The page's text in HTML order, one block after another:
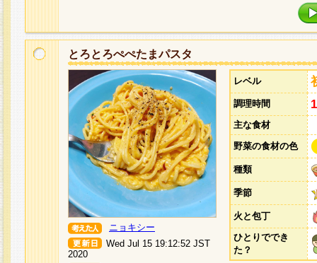
とろとろぺぺたまパスタ
ニョキシー
Wed Jul 15 19:12:52 JST
2020
レベル
調理時間
主な食材
野菜の食材の色
種類
季節
火と包丁
ひとりででき
た？